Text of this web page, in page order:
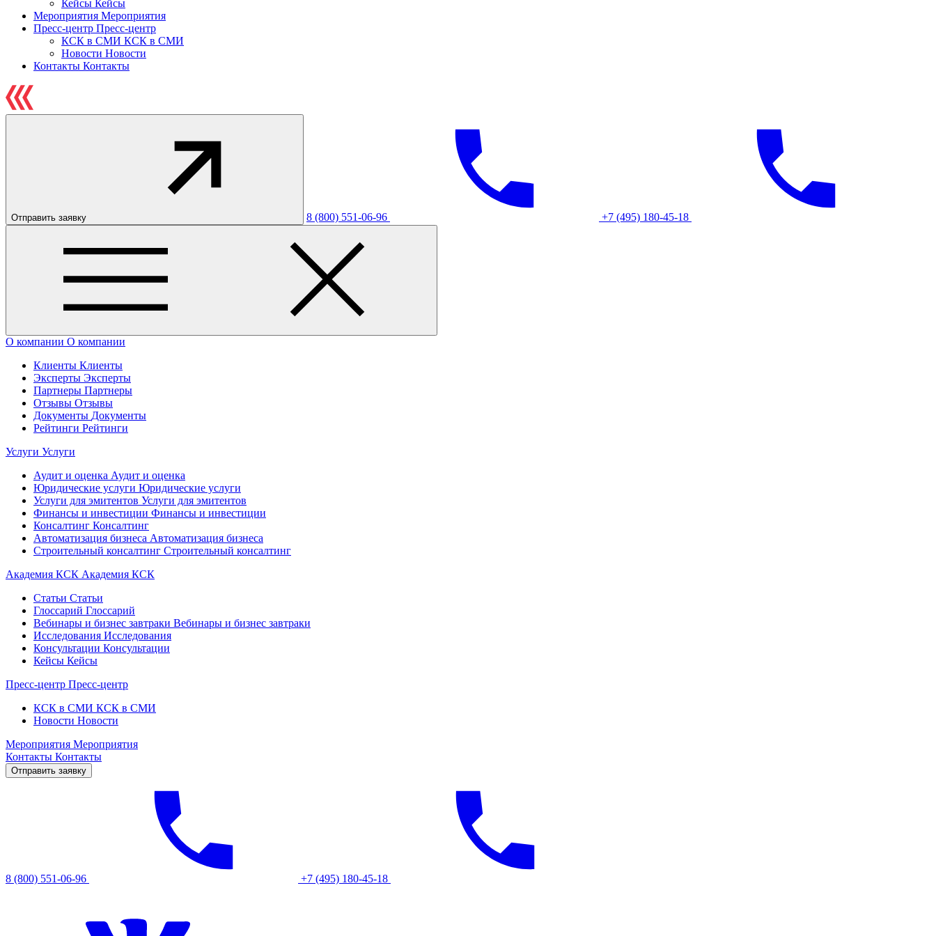
Кейсы Кейсы
Мероприятия Мероприятия
Пресс-центр Пресс-центр
КСК в СМИ КСК в СМИ
Новости Новости
Контакты Контакты
Отправить заявку 8 (800) 551-06-96 +7 (495) 180-45-18
О компании О компании
Клиенты Клиенты
Эксперты Эксперты
Партнеры Партнеры
Отзывы Отзывы
Документы Документы
Рейтинги Рейтинги
Услуги Услуги
Аудит и оценка Аудит и оценка
Юридические услуги Юридические услуги
Услуги для эмитентов Услуги для эмитентов
Финансы и инвестиции Финансы и инвестиции
Консалтинг Консалтинг
Автоматизация бизнеса Автоматизация бизнеса
Строительный консалтинг Строительный консалтинг
Академия КСК Академия КСК
Статьи Статьи
Глоссарий Глоссарий
Вебинары и бизнес завтраки Вебинары и бизнес завтраки
Исследования Исследования
Консультации Консультации
Кейсы Кейсы
Пресс-центр Пресс-центр
КСК в СМИ КСК в СМИ
Новости Новости
Мероприятия Мероприятия
Контакты Контакты
Отправить заявку
8 (800) 551-06-96 +7 (495) 180-45-18